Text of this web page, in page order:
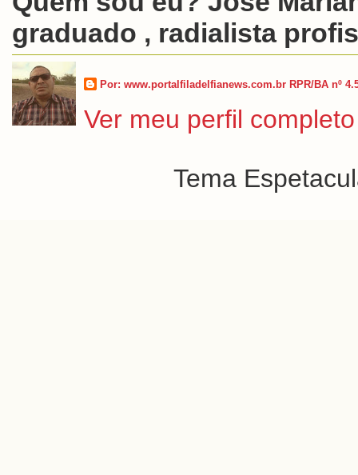
graduado , radialista
Por: www.portalfiladelfianews.com.br RPR/BA nº
Ver meu perfil completo
Tema